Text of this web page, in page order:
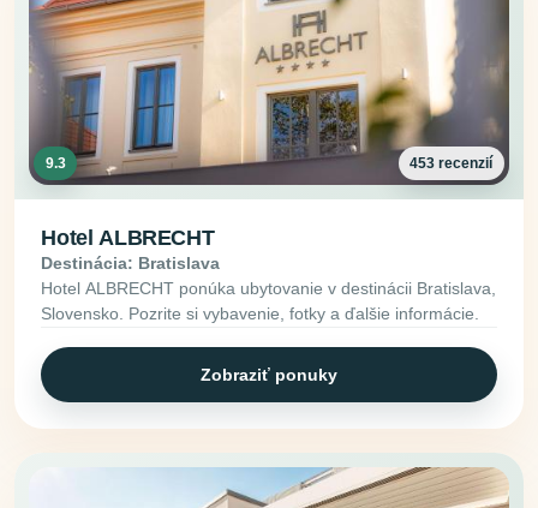
9.3 453 recenzií
Hotel ALBRECHT
Destinácia: Bratislava
Hotel ALBRECHT ponúka ubytovanie v destinácii Bratislava,
Slovensko. Pozrite si vybavenie, fotky a ďalšie informácie.
Zobraziť ponuky